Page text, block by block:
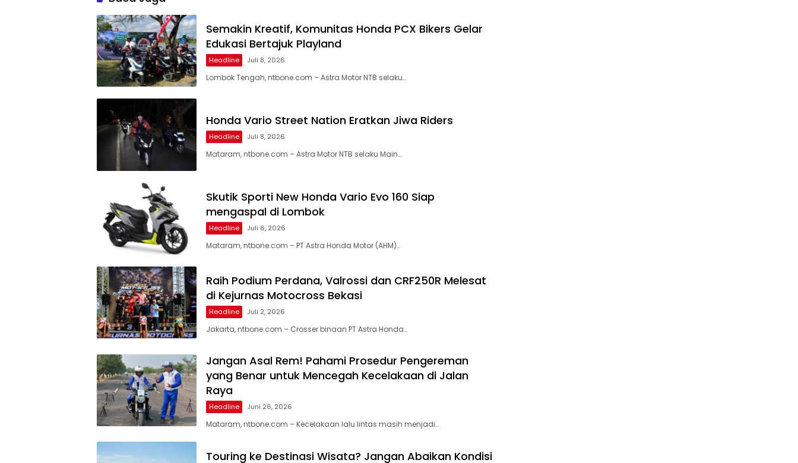
Semakin Kreatif, Komunitas Honda PCX Bikers Gelar
Edukasi Bertajuk Playland
Headline Juli 8, 2026
Lombok Tengah, ntbone.com – Astra Motor NTB selaku…
Honda Vario Street Nation Eratkan Jiwa Riders
Headline Juli 8, 2026
Mataram, ntbone.com – Astra Motor NTB selaku Main…
Skutik Sporti New Honda Vario Evo 160 Siap
mengaspal di Lombok
Headline Juli 6, 2026
Mataram, ntbone.com – PT Astra Honda Motor (AHM)…
Raih Podium Perdana, Valrossi dan CRF250R Melesat
di Kejurnas Motocross Bekasi
Headline Juli 2, 2026
Jakarta, ntbone.com – Crosser binaan PT Astra Honda…
Jangan Asal Rem! Pahami Prosedur Pengereman
yang Benar untuk Mencegah Kecelakaan di Jalan
Raya
Headline Juni 26, 2026
Mataram, ntbone.com – Kecelakaan lalu lintas masih menjadi…
Touring ke Destinasi Wisata? Jangan Abaikan Kondisi